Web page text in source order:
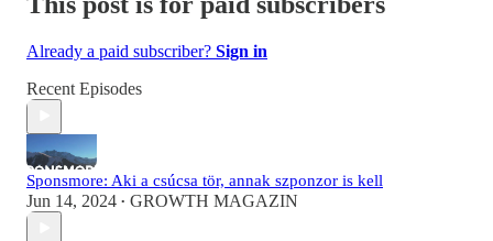
Already a paid subscriber? Sign in
Recent Episodes
Sponsmore: Aki a csúcsa tör, annak szponzor is kell
Jun 14, 2024 • GROWTH MAGAZIN